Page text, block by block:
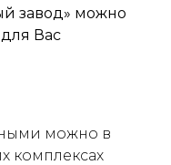
завод» можно
Вас
можно в
комплексах